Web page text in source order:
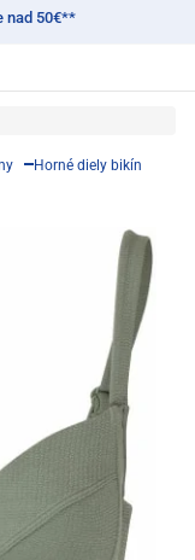
nad 50€**
Horné diely bikín